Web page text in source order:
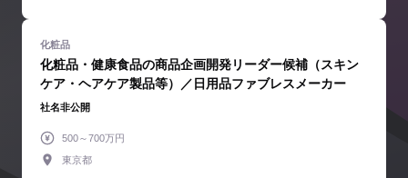
化粧品・健康食品の商品企画開発リーダー候補（スキン
ケア・ヘアケア製品等）／日用品ファブレスメーカー
社名非公開
500～700万円
東京都